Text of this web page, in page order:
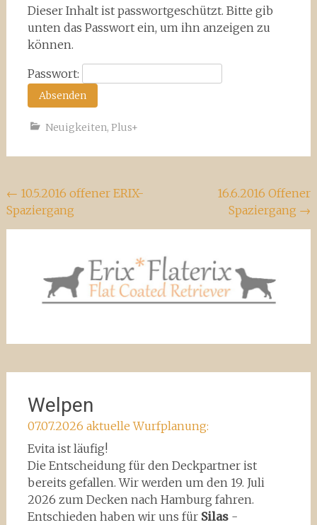
Dieser Inhalt ist passwortgeschützt. Bitte gib
unten das Passwort ein, um ihn anzeigen zu
können.
Passwort:
Neuigkeiten, Plus+
Beitragsnavigation
← 10.5.2016 offener ERIX-
Spaziergang
16.6.2016 Offener
Spaziergang →
Welpen
07.07.2026 aktuelle Wurfplanung:
Evita ist läufig!
Die Entscheidung für den Deckpartner ist
bereits gefallen. Wir werden um den 19. Juli
2026 zum Decken nach Hamburg fahren.
Entschieden haben wir uns für Silas-